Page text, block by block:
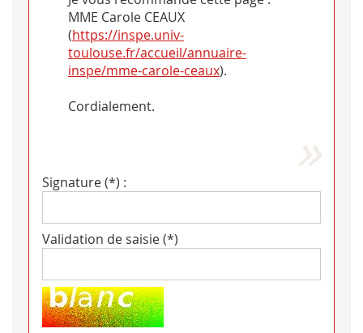
MME Carole CEAUX
(https://inspe.univ-
toulouse.fr/accueil/annuaire-
inspe/mme-carole-ceaux).
Cordialement.
Signature (*) :
Validation de saisie (*)